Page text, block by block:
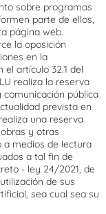
sobre programas
parte de ellos,
página web.
la oposición
en la
artículo 32.1 del
realiza la reserva
pública
prevista en
una reserva
y otras
a medios de lectura
a tal fin de
- ley 24/2021, de
de sus
sea cual sea su